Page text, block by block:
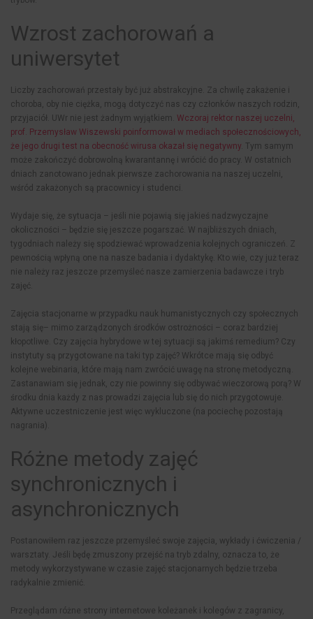
Wzrost zachorowań a
uniwersytet
Liczby zachorowań przestały być już abstrakcyjne. Za chwilę zakażenie i
choroba, oby nie ciężka, mogą dotyczyć nas czy członków naszych rodzin,
przyjaciół. UWr nie jest żadnym wyjątkiem. Wczoraj rektor naszej uczelni,
prof. Przemysław Wiszewski poinformował w mediach społecznościowych,
że jego drugi test na obecność wirusa okazał się negatywny . Tym samym
może zakończyć dobrowolną kwarantannę i wrócić do pracy. W ostatnich
dniach zanotowano jednak pierwsze zachorowania na naszej uczelni,
wśród zakażonych są pracownicy i studenci.
Wydaje się, że sytuacja – jeśli nie pojawią się jakieś nadzwyczajne
okoliczności – będzie się jeszcze pogarszać. W najbliższych dniach,
tygodniach należy się spodziewać wprowadzenia kolejnych ograniczeń. Z
pewnością wpłyną one na nasze badania i dydaktykę. Kto wie, czy już teraz
nie należy raz jeszcze przemyśleć nasze zamierzenia badawcze i tryb
zajęć.
Zajęcia stacjonarne w przypadku nauk humanistycznych czy społecznych
stają się– mimo zarządzonych środków ostrożności – coraz bardziej
kłopotliwe. Czy zajęcia hybrydowe w tej sytuacji są jakimś remedium? Czy
instytuty są przygotowane na taki typ zajęć? Wkrótce mają się odbyć
kolejne webinaria, które mają nam zwrócić uwagę na stronę metodyczną.
Zastanawiam się jednak, czy nie powinny się odbywać wieczorową porą? W
środku dnia każdy z nas prowadzi zajęcia lub się do nich przygotowuje.
Aktywne uczestniczenie jest więc wykluczone (na pociechę pozostają
nagrania).
Różne metody zajęć
synchronicznych i
asynchronicznych
Postanowiłem raz jeszcze przemyśleć swoje zajęcia, wykłady i ćwiczenia /
warsztaty. Jeśli będę zmuszony przejść na tryb zdalny, oznacza to, że
metody wykorzystywane w czasie zajęć stacjonarnych będzie trzeba
radykalnie zmienić.
Przeglądam różne strony internetowe koleżanek i kolegów z zagranicy,